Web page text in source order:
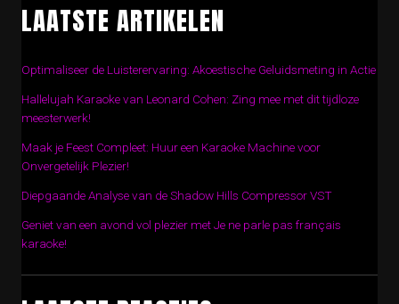
LAATSTE ARTIKELEN
Optimaliseer de Luisterervaring: Akoestische Geluidsmeting in Actie
Hallelujah Karaoke van Leonard Cohen: Zing mee met dit tijdloze
meesterwerk!
Maak je Feest Compleet: Huur een Karaoke Machine voor
Onvergetelijk Plezier!
Diepgaande Analyse van de Shadow Hills Compressor VST
Geniet van een avond vol plezier met Je ne parle pas français
karaoke!